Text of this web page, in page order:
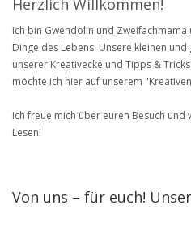
Herzlich Willkommen!
Ich bin Gwendolin und
Dinge des Lebens. Unsere kleinen
unserer Kreativecke und Tipps &
möchte ich hier auf unserem
Ich freue mich über euren Besuch und
Lesen!
Von uns – für euch!